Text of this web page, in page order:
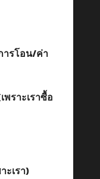
ารโอน/ค่า
ราะเราซื้อ
ะเรา)